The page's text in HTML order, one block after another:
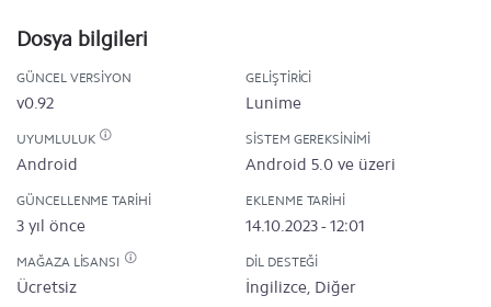
Dosya bilgileri
GÜNCEL VERSIYON
v0.92
GELIŞTIRICI
Lunime
UYUMLULUK
Android
SISTEM GEREKSINIMI
Android 5.0 ve üzeri
GÜNCELLENME TARIHI
3 yıl önce
EKLENME TARIHI
14.10.2023 - 12:01
MAĞAZA LISANSI
Ücretsiz
DIL DESTEĞI
İngilizce, Diğer